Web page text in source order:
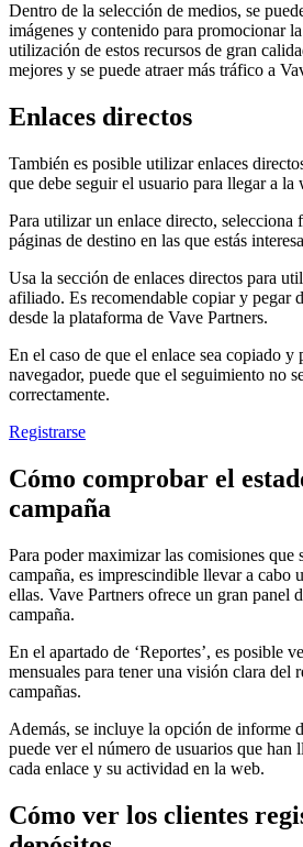
Dentro de la selección de medios, se
imágenes y contenido para promocionar
utilización de estos recursos de gran
mejores y se puede atraer más tráfico a
Enlaces directos
También es posible utilizar enlaces
que debe seguir el usuario para llegar a la
Para utilizar un enlace directo, selecciona
páginas de destino en las que estás
Usa la sección de enlaces directos para
afiliado. Es recomendable copiar y pegar
desde la plataforma de Vave Partners.
En el caso de que el enlace sea copiado y
navegador, puede que el seguimiento no
correctamente.
Registrarse
Cómo comprobar el
campaña
Para poder maximizar las comisiones que
campaña, es imprescindible llevar a cabo
ellas. Vave Partners ofrece un gran panel
campaña.
En el apartado de ‘Reportes’, es posible
mensuales para tener una visión clara del
campañas.
Además, se incluye la opción de informe
puede ver el número de usuarios que han
cada enlace y su actividad en la web.
Cómo ver los clientes